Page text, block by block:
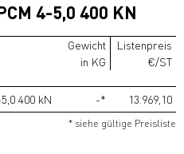
4-5,0 400 KN
Gewicht
in KG
Listenpreis
€/ST
400 kN -* 13.969,10
* siehe gültige Preisliste